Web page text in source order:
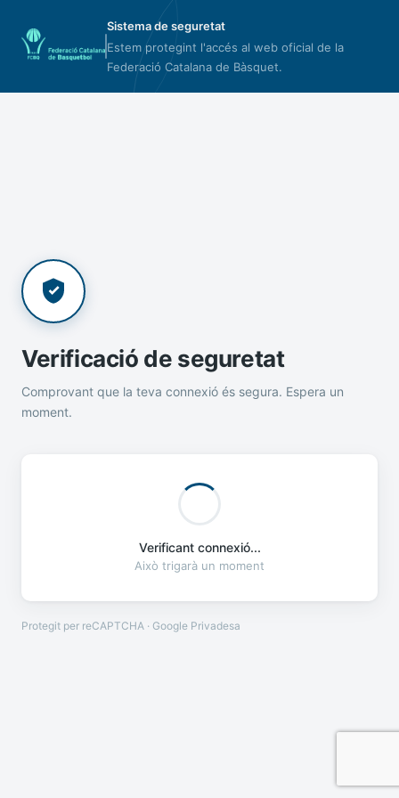
Sistema de seguretat
Estem protegint l'accés al web oficial de la
Federació Catalana de Bàsquet.
Verificació de seguretat
Comprovant que la teva connexió és segura. Espera un
moment.
Verificant connexió...
Això trigarà un moment
Protegit per reCAPTCHA · Google Privadesa